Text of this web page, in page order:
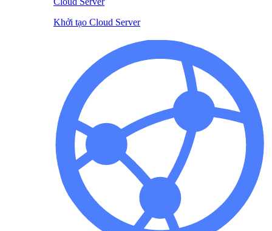
Khởi tạo Cloud Server